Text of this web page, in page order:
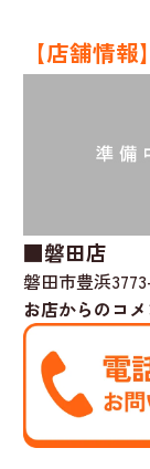
【店舗情報】
■磐田店
磐田市豊浜
お店からのコ